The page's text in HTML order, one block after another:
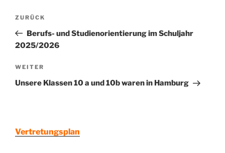
Beitragsnavigation
Vorheriger
Beitrag
ZURÜCK
Berufs- und Studienorientierung im Schuljahr
2025/2026
Nächster
Beitrag
WEITER
Unsere Klassen 10 a und 10b waren in Hamburg
Vertretungsplan